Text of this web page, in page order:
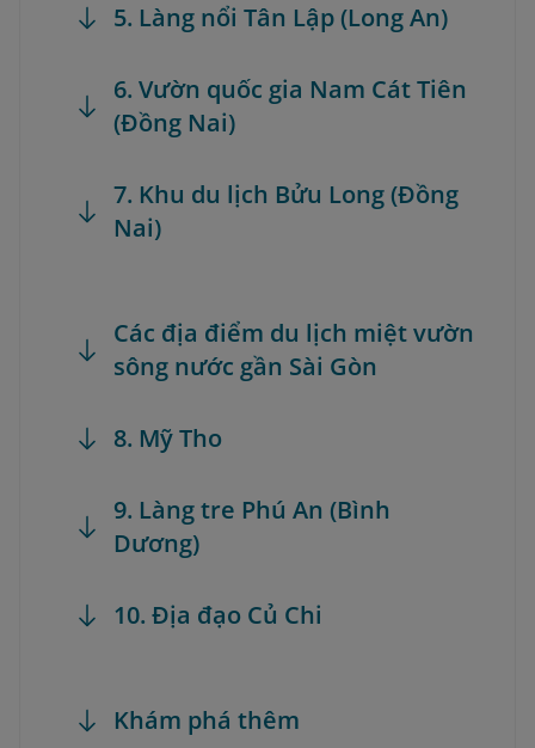
5. Làng nổi Tân Lập (Long An)
6. Vườn quốc gia Nam Cát Tiên
(Đồng Nai)
7. Khu du lịch Bửu Long (Đồng
Nai)
Các địa điểm du lịch miệt vườn
sông nước gần Sài Gòn
8. Mỹ Tho
9. Làng tre Phú An (Bình
Dương)
10. Địa đạo Củ Chi
Khám phá thêm